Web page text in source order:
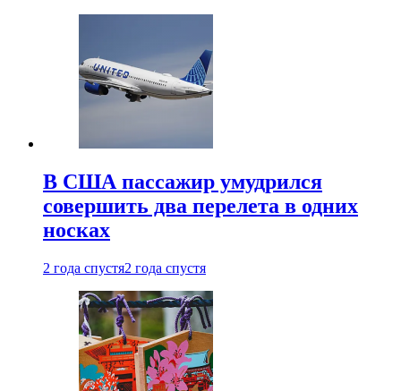
В США пассажир умудрился
совершить два перелета в одних
носках
2 года спустя2 года спустя